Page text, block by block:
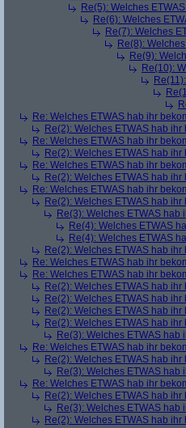
Re(5): Welches
Re(6): Welches
Re(7): Welches
Re(8):
Re(9):
Re(10):
Re: Welches ETWAS hab ihr
Re(2): Welches ETWAS hab ihr
Re: Welches ETWAS hab ihr
Re(2): Welches ETWAS hab ihr
Re: Welches ETWAS hab ihr
Re(2): Welches ETWAS hab ihr
Re: Welches ETWAS hab ihr
Re(2): Welches ETWAS hab ihr
Re(3): Welches ETWAS hab
Re(4): Welches ETWAS
Re(4): Welches ETWAS
Re(2): Welches ETWAS hab ihr
Re: Welches ETWAS hab ihr
Re: Welches ETWAS hab ihr
Re(2): Welches ETWAS hab ihr
Re(2): Welches ETWAS hab ihr
Re(2): Welches ETWAS hab ihr
Re(2): Welches ETWAS hab ihr
Re(3): Welches ETWAS hab
Re: Welches ETWAS hab ihr
Re(2): Welches ETWAS hab ihr
Re(3): Welches ETWAS hab
Re: Welches ETWAS hab ihr
Re(2): Welches ETWAS hab ihr
Re(3): Welches ETWAS hab
Re(2): Welches ETWAS hab ihr